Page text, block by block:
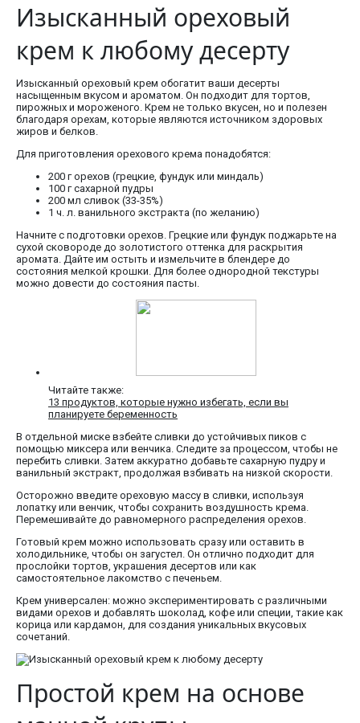
Изысканный ореховый
крем к любому десерту
Изысканный ореховый крем обогатит ваши десерты
насыщенным вкусом и ароматом. Он подходит для тортов,
пирожных и мороженого. Крем не только вкусен, но и полезен
благодаря орехам, которые являются источником здоровых
жиров и белков.
Для приготовления орехового крема понадобятся:
200 г орехов (грецкие, фундук или миндаль)
100 г сахарной пудры
200 мл сливок (33-35%)
1 ч. л. ванильного экстракта (по желанию)
Начните с подготовки орехов. Грецкие или фундук поджарьте на
сухой сковороде до золотистого оттенка для раскрытия
аромата. Дайте им остыть и измельчите в блендере до
состояния мелкой крошки. Для более однородной текстуры
можно довести до состояния пасты.
Читайте также:
13 продуктов, которые нужно избегать, если вы
планируете беременность
В отдельной миске взбейте сливки до устойчивых пиков с
помощью миксера или венчика. Следите за процессом, чтобы не
перебить сливки. Затем аккуратно добавьте сахарную пудру и
ванильный экстракт, продолжая взбивать на низкой скорости.
Осторожно введите ореховую массу в сливки, используя
лопатку или венчик, чтобы сохранить воздушность крема.
Перемешивайте до равномерного распределения орехов.
Готовый крем можно использовать сразу или оставить в
холодильнике, чтобы он загустел. Он отлично подходит для
прослойки тортов, украшения десертов или как
самостоятельное лакомство с печеньем.
Крем универсален: можно экспериментировать с различными
видами орехов и добавлять шоколад, кофе или специи, такие как
корица или кардамон, для создания уникальных вкусовых
сочетаний.
Простой крем на основе